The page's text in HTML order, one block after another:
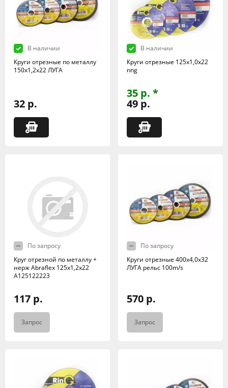
В наличии
Круги отрезные по металлу
150х1,2х22 ЛУГА
32 р.
В наличии
Круги отрезные 125х1,0х22
nng
35 р. *
49 р.
По запросу
Круг отрезной по металлу +
нерж Abraflex 125x1,2x22
А125122223
117 р.
Запрос
По запросу
Круги отрезные 400х4,0х32
ЛУГА рельс 100m/s
570 р.
Запрос